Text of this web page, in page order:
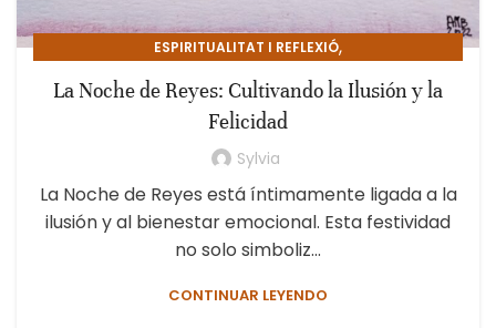
ESPIRITUALITAT I REFLEXIÓ,
La Noche de Reyes: Cultivando la Ilusión y la
Felicidad
Sylvia
La Noche de Reyes está íntimamente ligada a la
ilusión y al bienestar emocional. Esta festividad
no solo simboliz...
CONTINUAR LEYENDO